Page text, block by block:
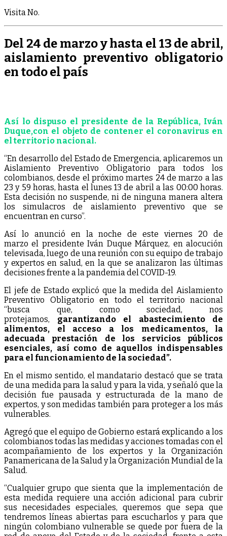
Visita No.
Del 24 de marzo y hasta el 13 de abril,
aislamiento preventivo obligatorio
en todo el país
Así lo dispuso el presidente de la República, Iván
Duque,con el objeto de contener el coronavirus en
el territorio nacional.
“En desarrollo del Estado de Emergencia, aplicaremos un
Aislamiento Preventivo Obligatorio para todos los
colombianos, desde el próximo martes 24 de marzo a las
23 y 59 horas, hasta el lunes 13 de abril a las 00:00 horas.
Esta decisión no suspende, ni de ninguna manera altera
los simulacros de aislamiento preventivo que se
encuentran en curso”.
Así lo anunció en la noche de este viernes 20 de
marzo el presidente Iván Duque Márquez, en alocución
televisada, luego de una reunión con su equipo de trabajo
y expertos en salud, en la que se analizaron las últimas
decisiones frente a la pandemia del COVID-19.
El jefe de Estado explicó que la medida del Aislamiento
Preventivo Obligatorio en todo el territorio nacional
“busca que, como sociedad, nos
protejamos, garantizando el abastecimiento de
alimentos, el acceso a los medicamentos, la
adecuada prestación de los servicios públicos
esenciales, así como de aquellos indispensables
para el funcionamiento de la sociedad”.
En el mismo sentido, el mandatario destacó que se trata
de una medida para la salud y para la vida, y señaló que la
decisión fue pausada y estructurada de la mano de
expertos, y son medidas también para proteger a los más
vulnerables.
Agregó que el equipo de Gobierno estará explicando a los
colombianos todas las medidas y acciones tomadas con el
acompañamiento de los expertos y la Organización
Panamericana de la Salud y la Organización Mundial de la
Salud.
“Cualquier grupo que sienta que la implementación de
esta medida requiere una acción adicional para cubrir
sus necesidades especiales, queremos que sepa que
tendremos líneas abiertas para escucharlos y para que
ningún colombiano vulnerable se quede por fuera de la